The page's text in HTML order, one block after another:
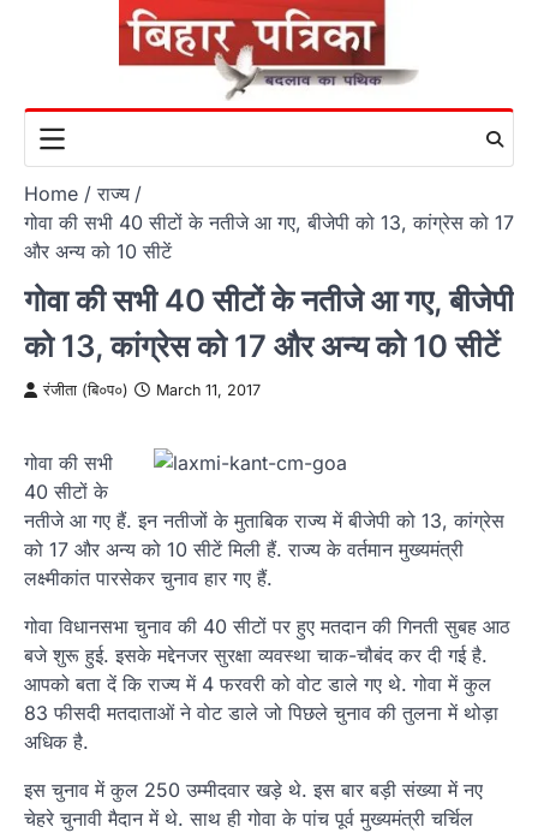
Home
राज्य
गोवा की सभी 40 सीटों के नतीजे आ गए, बीजेपी को 13, कांग्रेस को 17
और अन्य को 10 सीटें
गोवा की सभी 40 सीटों के नतीजे आ गए, बीजेपी
को 13, कांग्रेस को 17 और अन्य को 10 सीटें
रंजीता (बि०प०) March 11, 2017
गोवा की सभी
40 सीटों के
नतीजे आ गए हैं. इन नतीजों के मुताबिक राज्य में बीजेपी को 13, कांग्रेस
को 17 और अन्य को 10 सीटें मिली हैं. राज्य के वर्तमान मुख्यमंत्री
लक्ष्मीकांत पारसेकर चुनाव हार गए हैं.
गोवा विधानसभा चुनाव की 40 सीटों पर हुए मतदान की गिनती सुबह आठ
बजे शुरू हुई. इसके मद्देनजर सुरक्षा व्यवस्था चाक-चौबंद कर दी गई है.
आपको बता दें कि राज्य में 4 फरवरी को वोट डाले गए थे. गोवा में कुल
83 फीसदी मतदाताओं ने वोट डाले जो पिछले चुनाव की तुलना में थोड़ा
अधिक है.
इस चुनाव में कुल 250 उम्मीदवार खड़े थे. इस बार बड़ी संख्या में नए
चेहरे चुनावी मैदान में थे. साथ ही गोवा के पांच पूर्व मुख्यमंत्री चर्चिल